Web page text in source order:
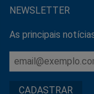
NEWSLETTER
As principais